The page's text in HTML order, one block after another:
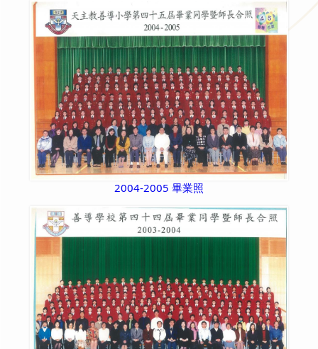
2004-2005 畢業照